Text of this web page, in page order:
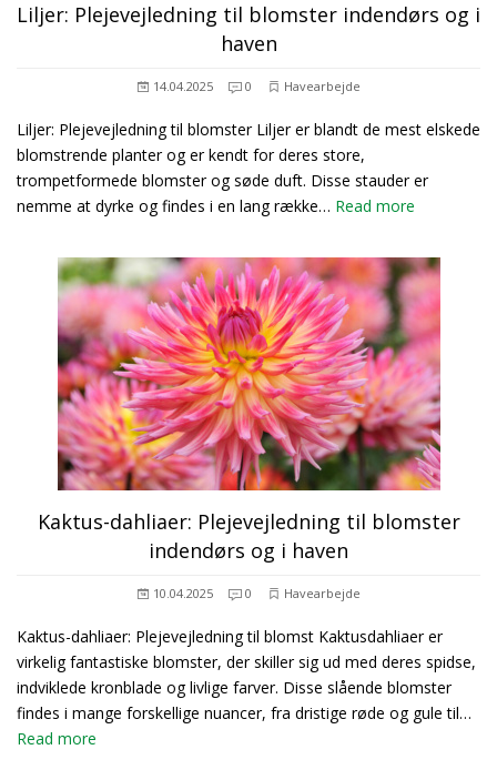
Liljer: Plejevejledning til blomster indendørs og i
haven
14.04.2025 0 Havearbejde
Liljer: Plejevejledning til blomster Liljer er blandt de mest elskede
blomstrende planter og er kendt for deres store,
trompetformede blomster og søde duft. Disse stauder er
nemme at dyrke og findes i en lang række… Read more
Kaktus-dahliaer: Plejevejledning til blomster
indendørs og i haven
10.04.2025 0 Havearbejde
Kaktus-dahliaer: Plejevejledning til blomst Kaktusdahliaer er
virkelig fantastiske blomster, der skiller sig ud med deres spidse,
indviklede kronblade og livlige farver. Disse slående blomster
findes i mange forskellige nuancer, fra dristige røde og gule til…
Read more